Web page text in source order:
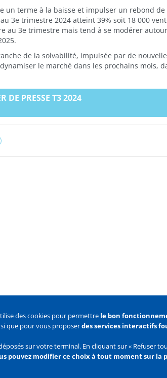
terme à la baisse et impulser un rebond de
3e trimestre 2024 atteint 39% soit 18 000
au 3e trimestre mais tend à se modérer
de la solvabilité, impulsée par de
le marché dans les prochains mois,
DE PRESSE T3 2024
des cookies pour permettre le bon
que pour vous proposerdes services interactifs
sur votre terminal. En cliquant sur « Refuser
pouvez modifier ce choix à tout moment sur la